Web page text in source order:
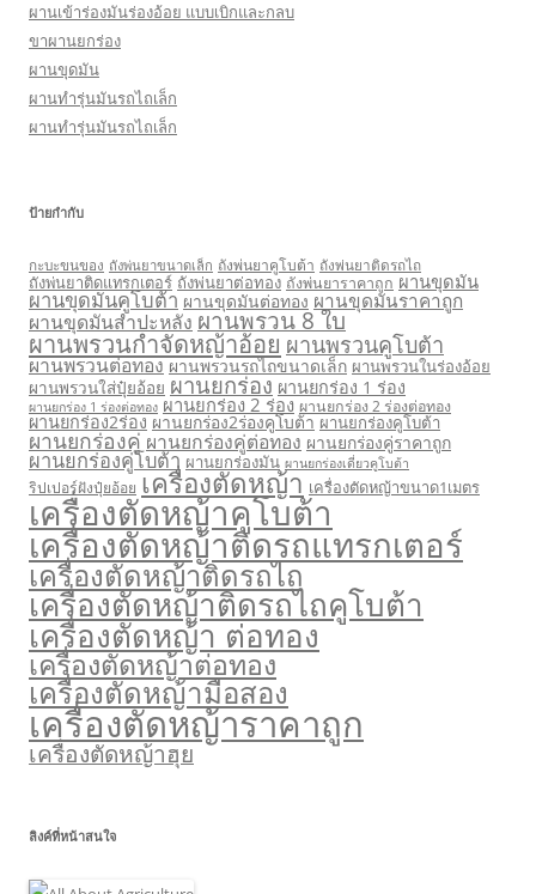
ผานเข้าร่องมันร่องอ้อย แบบเบิกและกลบ
ขาผานยกร่อง
ผานขุดมัน
ผานทำรุ่นมันรถไถเล็ก
ผานทำรุ่นมันรถไถเล็ก
ป้ายกำกับ
กะบะขนของ ถังพ่นยาขนาดเล็ก ถังพ่นยาคูโบต้า ถังพ่นยาติดรถไถ
ถังพ่นยาติดแทรกเตอร์ ถังพ่นยาต่อทอง ถังพ่นยาราคาถูก ผานขุดมัน
ผานขุดมันคูโบต้า ผานขุดมันต่อทอง ผานขุดมันราคาถูก
ผานขุดมันสำปะหลัง ผานพรวน 8 ใบ
ผานพรวนกำจัดหญ้าอ้อย ผานพรวนคูโบต้า
ผานพรวนต่อทอง ผานพรวนรถไถขนาดเล็ก ผานพรวนในร่องอ้อย
ผานพรวนใส่ปุ๋ยอ้อย ผานยกร่อง ผานยกร่อง 1 ร่อง
ผานยกร่อง 1 ร่องต่อทอง ผานยกร่อง 2 ร่อง ผานยกร่อง 2 ร่องต่อทอง
ผานยกร่อง2ร่อง ผานยกร่อง2ร่องคูโบต้า ผานยกร่องคูโบต้า
ผานยกร่องคู่ ผานยกร่องคู่ต่อทอง ผานยกร่องคู่ราคาถูก
ผานยกร่องคู่โบต้า ผานยกร่องมัน ผานยกร่องเดี่ยวคูโบต้า
ริปเปอร์ฝังปุ๋ยอ้อย เครื่องตัดหญ้า เครื่องตัดหญ้าขนาด1เมตร
เครื่องตัดหญ้าคูโบต้า
เครื่องตัดหญ้าติดรถแทรกเตอร์
เครื่องตัดหญ้าติดรถไถ
เครื่องตัดหญ้าติดรถไถคูโบต้า
เครื่องตัดหญ้า ต่อทอง
เครื่องตัดหญ้าต่อทอง
เครื่องตัดหญ้ามือสอง
เครื่องตัดหญ้าราคาถูก
เครื่องตัดหญ้าฮุย
ลิงค์ที่หน้าสนใจ